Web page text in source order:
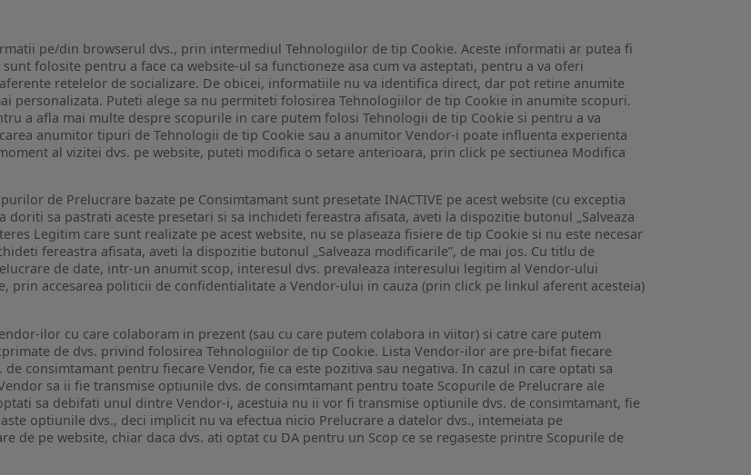
pe/din browserul dvs., prin intermediul Tehnologiilor de tip Cookie. Aceste informatii ar putea fi
folosite pentru a face ca website-ul sa functioneze asa cum va asteptati, pentru a va oferi
retelelor de socializare. De obicei, informatiile nu va identifica direct, dar pot retine anumite
personalizata. Puteti alege sa nu permiteti folosirea Tehnologiilor de tip Cookie in anumite scopuri.
a afla mai multe despre scopurile in care putem folosi Tehnologii de tip Cookie si pentru a va
anumitor tipuri de Tehnologii de tip Cookie sau a anumitor Vendor-i poate influenta experienta
al vizitei dvs. pe website, puteti modifica o setare anterioara, prin click pe sectiunea Modifica
de Prelucrare bazate pe Consimtamant sunt presetate INACTIVE pe acest website (cu exceptia
sa pastrati aceste presetari si sa inchideti fereastra afisata, aveti la dispozitie butonul „Salveaza
Legitim care sunt realizate pe acest website, nu se plaseaza fisiere de tip Cookie si nu este necesar
fereastra afisata, aveti la dispozitie butonul „Salveaza modificarile”, de mai jos. Cu titlu de
de date, intr-un anumit scop, interesul dvs. prevaleaza interesului legitim al Vendor-ului
prin accesarea politicii de confidentialitate a Vendor-ului in cauza (prin click pe linkul aferent acesteia)
ilor cu care colaboram in prezent (sau cu care putem colabora in viitor) si catre care putem
de dvs. privind folosirea Tehnologiilor de tip Cookie. Lista Vendor-ilor are pre-bifat fiecare
consimtamant pentru fiecare Vendor, fie ca este pozitiva sau negativa. In cazul in care optati sa
sa ii fie transmise optiunile dvs. de consimtamant pentru toate Scopurile de Prelucrare ale
sa debifati unul dintre Vendor-i, acestuia nu ii vor fi transmise optiunile dvs. de consimtamant, fie
optiunile dvs., deci implicit nu va efectua nicio Prelucrare a datelor dvs., intemeiata pe
de pe website, chiar daca dvs. ati optat cu DA pentru un Scop ce se regaseste printre Scopurile de